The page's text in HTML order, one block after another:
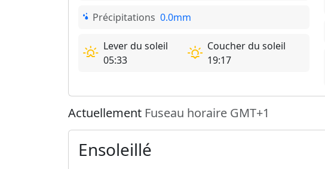
Précipitations 0.0mm
Lever du soleil
05:33
Coucher du soleil
19:17
Actuellement Fuseau horaire GMT+1
Ensoleillé